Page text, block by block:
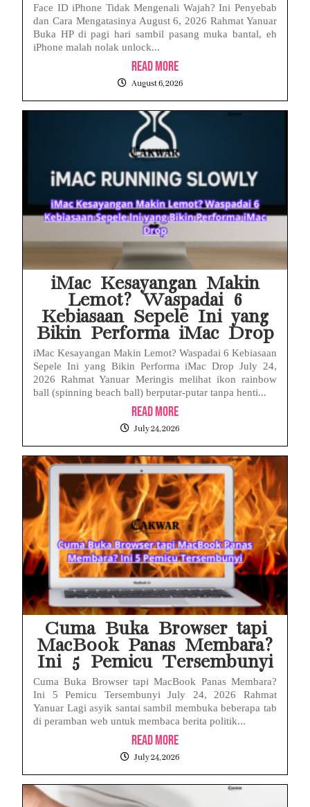
Face ID iPhone Tidak Mengenali Wajah? Ini Penyebab
dan Cara Mengatasinya August 6, 2026 Rahmat Yanuar
Buka HP di pagi hari sambil pasang muka bantal, eh
iPhone malah nolak unlock...
Read More
August 6, 2026
iMac Kesayangan Makin
Lemot? Waspadai 6
Kebiasaan Sepele Ini yang
Bikin Performa iMac Drop
iMac Kesayangan Makin Lemot? Waspadai 6 Kebiasaan
Sepele Ini yang Bikin Performa iMac Drop July 24,
2026 Rahmat Yanuar Meringis melihat ikon rainbow
ball (spinning beach ball) berputar-putar tanpa henti...
Read More
July 24, 2026
Cuma Buka Browser tapi
MacBook Panas Membara?
Ini 5 Pemicu Tersembunyi
Cuma Buka Browser tapi MacBook Panas Membara?
Ini 5 Pemicu Tersembunyi July 24, 2026 Rahmat
Yanuar Lagi asyik santai sambil membuka beberapa tab
di peramban web untuk membaca berita politik...
Read More
July 24, 2026